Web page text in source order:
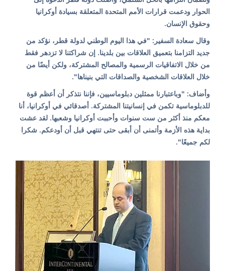
الحوار ودعمت قرارات الأمم المتحدة المتعلقة بسيادة أوكرانيا
وحقوق الإنسان.
وقال سعادة السفير: "في هذا اليوم الوطني لدولة قطر، نؤكد من
جديد التزامنا بتعميق العلاقات بين بلدينا. إن شراكتنا لا تزدهر فقط
من خلال الاتفاقيات الرسمية والمصالح المشتركة، ولكن أيضًا من
خلال العلاقات الشخصية والصداقات التي بنيناها".
وأضاف: "وباعتبارنا ممثلين دبلوماسيين، فإننا نتذكر أن أعظم قوة
للدبلوماسية تكمن في إنسانيتنا المشتركة. أصدقائي في أوكرانيا، أنا
معكم منذ أكثر من ست سنوات وأحببت أوكرانيا وشعبها. لقد عشت
بداية هذه الأزمة وأتمنى أن أبقى حتى تنتهي قبل أن أودعكم. شكرا
لكم جميعًا".